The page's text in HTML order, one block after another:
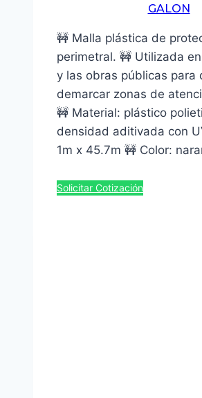
GALON
🚧 Malla plástica de
perimetral. 🚧 Utilizada
y las obras públicas para
demarcar zonas de
🚧 Material: plástico
densidad aditivada con
1m x 45.7m 🚧 Color:
Solicitar Cotización